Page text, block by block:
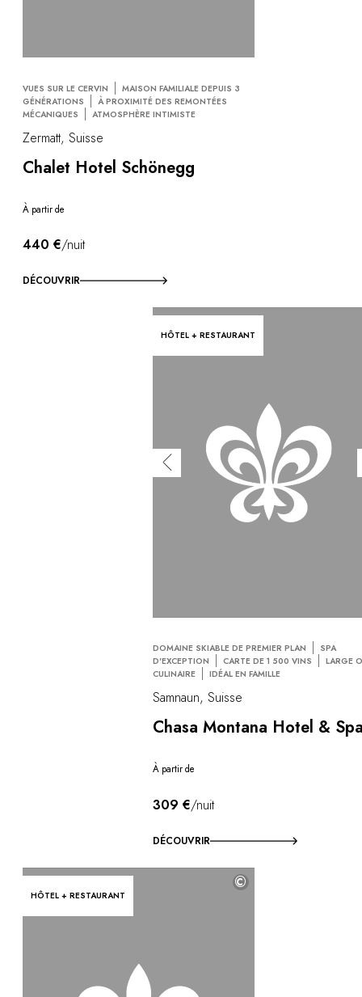
VUES SUR LE CERVIN
MAISON FAMILIALE DEPUIS 3
GÉNÉRATIONS
À PROXIMITÉ DES REMONTÉES
MÉCANIQUES
ATMOSPHÈRE INTIMISTE
Zermatt, Suisse
Chalet Hotel Schönegg
À partir de
440 €/nuit
DÉCOUVRIR
HÔTEL + RESTAURANT
DOMAINE SKIABLE DE PREMIER PLAN
SPA
D'EXCEPTION
CARTE DE 1 500 VINS
LARGE
CULINAIRE
IDÉAL EN FAMILLE
Samnaun, Suisse
Chasa Montana Hotel &
À partir de
309 €/nuit
DÉCOUVRIR
HÔTEL + RESTAURANT
©